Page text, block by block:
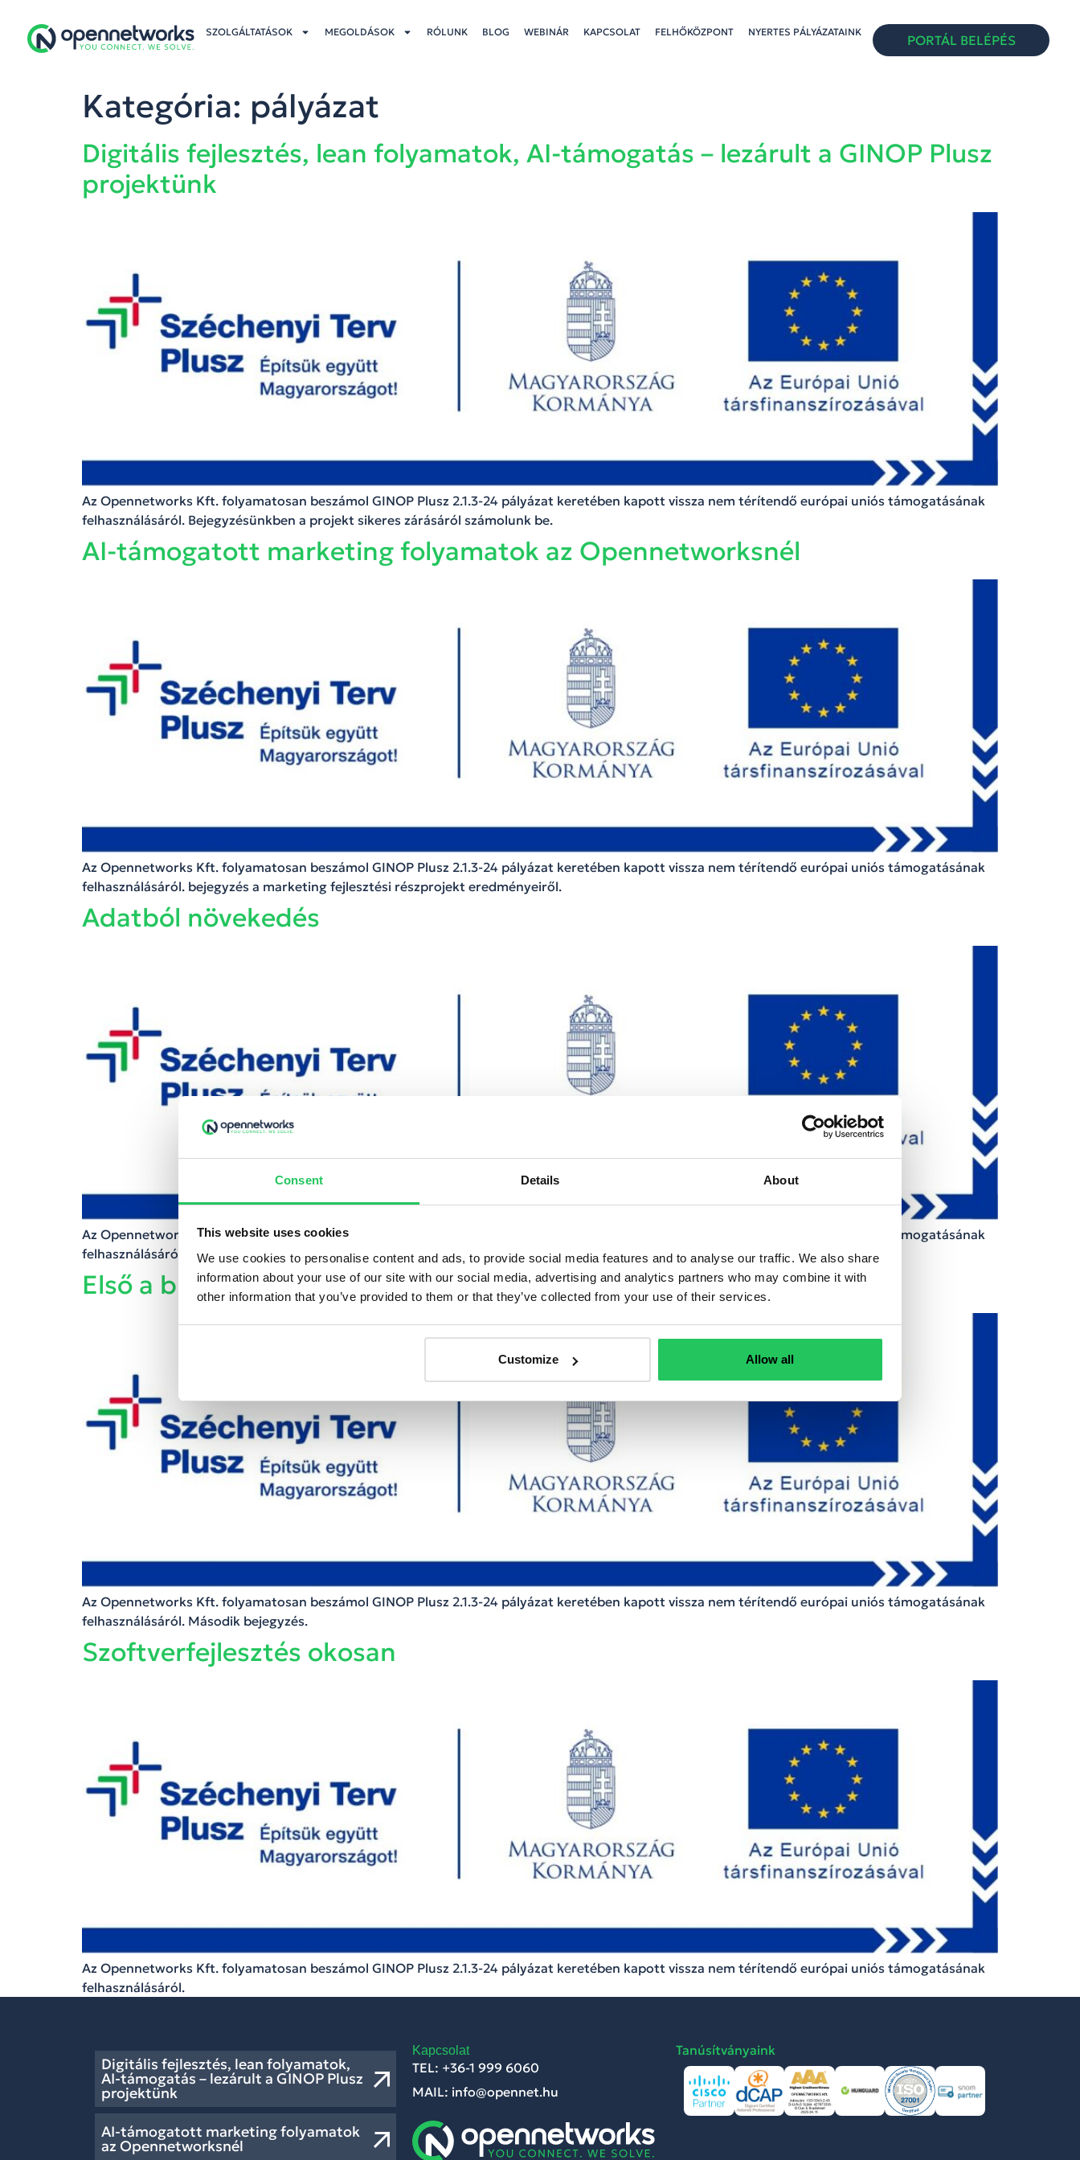
Consent Details About
This website uses cookies
We use cookies to personalise content and ads, to provide social media features and to analyse our traffic. We also share
information about your use of our site with our social media, advertising and analytics partners who may combine it with
other information that you’ve provided to them or that they’ve collected from your use of their services.
Customize Allow all
SZOLGÁLTATÁSOK MEGOLDÁSOK RÓLUNK BLOG WEBINÁR KAPCSOLAT FELHŐKÖZPONT NYERTES PÁLYÁZATAINK
PORTÁL BELÉPÉS
Kategória: pályázat
Digitális fejlesztés, lean folyamatok, AI-támogatás – lezárult a GINOP Plusz
projektünk
Az Opennetworks Kft. folyamatosan beszámol GINOP Plusz 2.1.3-24 pályázat keretében kapott vissza nem térítendő európai uniós támogatásának
felhasználásáról. Bejegyzésünkben a projekt sikeres zárásáról számolunk be.
AI-támogatott marketing folyamatok az Opennetworksnél
Az Opennetworks Kft. folyamatosan beszámol GINOP Plusz 2.1.3-24 pályázat keretében kapott vissza nem térítendő európai uniós támogatásának
felhasználásáról. bejegyzés a marketing fejlesztési részprojekt eredményeiről.
Adatból növekedés
Az Opennetworks Kft. folyamatosan beszámol GINOP Plusz 2.1.3-24 pályázat keretében kapott vissza nem térítendő európai uniós támogatásának
felhasználásáról. bejegyzés a marketing fejlesztési részprojektről.
Első a biztonság
Az Opennetworks Kft. folyamatosan beszámol GINOP Plusz 2.1.3-24 pályázat keretében kapott vissza nem térítendő európai uniós támogatásának
felhasználásáról. Második bejegyzés.
Szoftverfejlesztés okosan
Az Opennetworks Kft. folyamatosan beszámol GINOP Plusz 2.1.3-24 pályázat keretében kapott vissza nem térítendő európai uniós támogatásának
felhasználásáról.
Digitális fejlesztés, lean folyamatok,
AI-támogatás – lezárult a GINOP Plusz
projektünk
AI-támogatott marketing folyamatok
az Opennetworksnél
Kapcsolat
TEL: +36-1 999 6060
MAIL: info@opennet.hu
Tanúsítványaink